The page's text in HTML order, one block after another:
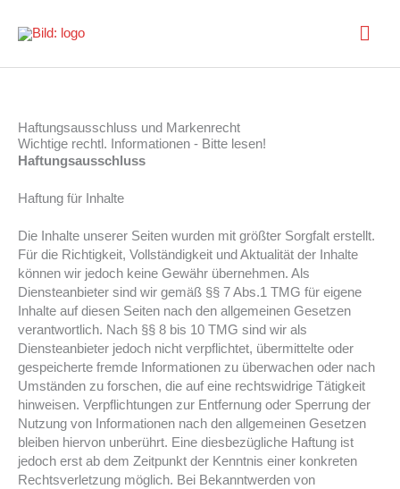
Inhalt
springen
Haftungsausschluss und Markenrecht
Wichtige rechtl. Informationen - Bitte lesen!
Haftungsausschluss
Haftung für Inhalte
Die Inhalte unserer Seiten wurden mit größter Sorgfalt erstellt.
Für die Richtigkeit, Vollständigkeit und Aktualität der Inhalte
können wir jedoch keine Gewähr übernehmen. Als
Diensteanbieter sind wir gemäß §§ 7 Abs.1 TMG für eigene
Inhalte auf diesen Seiten nach den allgemeinen Gesetzen
verantwortlich. Nach §§ 8 bis 10 TMG sind wir als
Diensteanbieter jedoch nicht verpflichtet, übermittelte oder
gespeicherte fremde Informationen zu überwachen oder nach
Umständen zu forschen, die auf eine rechtswidrige Tätigkeit
hinweisen. Verpflichtungen zur Entfernung oder Sperrung der
Nutzung von Informationen nach den allgemeinen Gesetzen
bleiben hiervon unberührt. Eine diesbezügliche Haftung ist
jedoch erst ab dem Zeitpunkt der Kenntnis einer konkreten
Rechtsverletzung möglich. Bei Bekanntwerden von